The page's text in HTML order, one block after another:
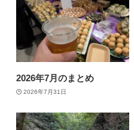
2026年7月のまとめ
2026年7月31日